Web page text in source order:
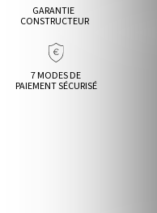
GARANTIE
CONSTRUCTEUR
7 MODES DE
PAIEMENT SÉCURISÉ